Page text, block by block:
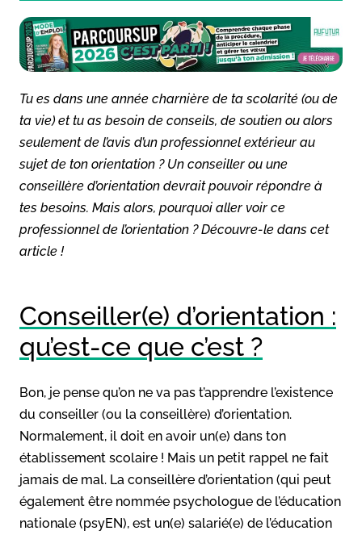
Tu es dans une année charnière de ta scolarité (ou de
ta vie) et tu as besoin de conseils, de soutien ou alors
seulement de l’avis d’un professionnel extérieur au
sujet de ton orientation ? Un conseiller ou une
conseillère d’orientation devrait pouvoir répondre à
tes besoins. Mais alors, pourquoi aller voir ce
professionnel de l’orientation ? Découvre-le dans cet
article !
Conseiller(e) d’orientation :
qu’est-ce que c’est ?
Bon, je pense qu’on ne va pas t’apprendre l’existence
du conseiller (ou la conseillère) d’orientation.
Normalement, il doit en avoir un(e) dans ton
établissement scolaire ! Mais un petit rappel ne fait
jamais de mal. La conseillère d’orientation (qui peut
également être nommée psychologue de l’éducation
nationale (psyEN), est un(e) salarié(e) de l’éducation